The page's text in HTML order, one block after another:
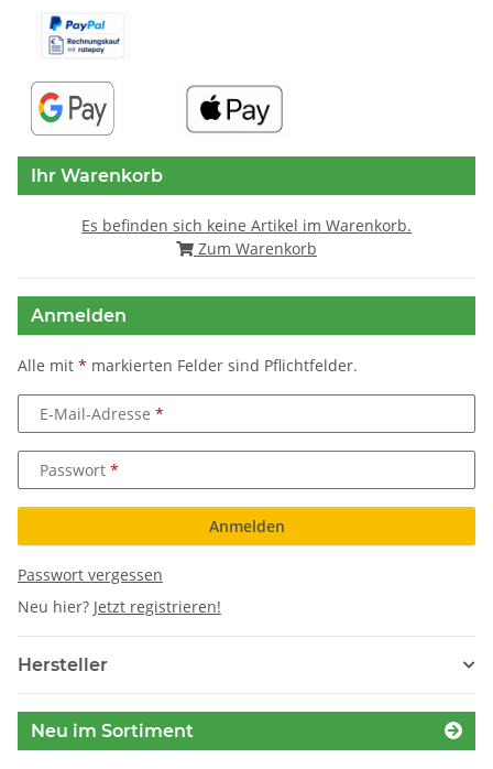
Ihr Warenkorb
Es befinden sich keine Artikel im Warenkorb.
Zum Warenkorb
Anmelden
Alle mit * markierten Felder sind Pflichtfelder.
E-Mail-Adresse
Passwort
Anmelden
Passwort vergessen
Neu hier? Jetzt registrieren!
Hersteller
Neu im Sortiment